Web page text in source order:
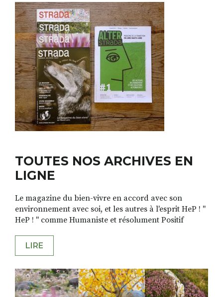
TOUTES NOS ARCHIVES EN
LIGNE
Le magazine du bien-vivre en accord avec son
environnement avec soi, et les autres à l'esprit HeP ! "
HeP ! " comme Humaniste et résolument Positif
LIRE